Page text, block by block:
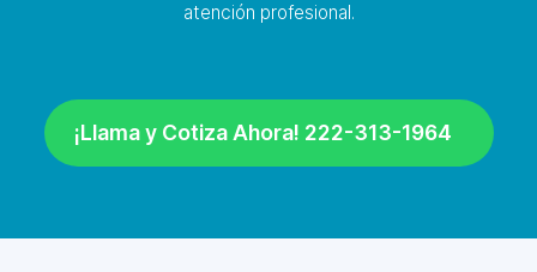
atención profesional.
¡Llama y Cotiza Ahora! 222-313-1964